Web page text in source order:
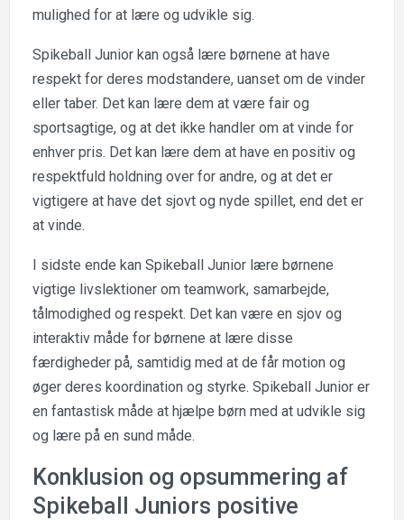
mulighed for at lære og udvikle sig.
Spikeball Junior kan også lære børnene at have
respekt for deres modstandere, uanset om de vinder
eller taber. Det kan lære dem at være fair og
sportsagtige, og at det ikke handler om at vinde for
enhver pris. Det kan lære dem at have en positiv og
respektfuld holdning over for andre, og at det er
vigtigere at have det sjovt og nyde spillet, end det er
at vinde.
I sidste ende kan Spikeball Junior lære børnene
vigtige livslektioner om teamwork, samarbejde,
tålmodighed og respekt. Det kan være en sjov og
interaktiv måde for børnene at lære disse
færdigheder på, samtidig med at de får motion og
øger deres koordination og styrke. Spikeball Junior er
en fantastisk måde at hjælpe børn med at udvikle sig
og lære på en sund måde.
Konklusion og opsummering af
Spikeball Juniors positive